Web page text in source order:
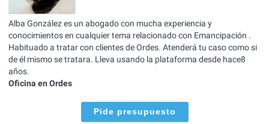
Alba González es un abogado con mucha experiencia y
conocimientos en cualquier tema relacionado con Emancipación .
Habituado a tratar con clientes de Ordes. Atenderá tu caso como si
de él mismo se tratara. Lleva usando la plataforma desde hace8
años.
Oficina en Ordes
Pide presupuesto